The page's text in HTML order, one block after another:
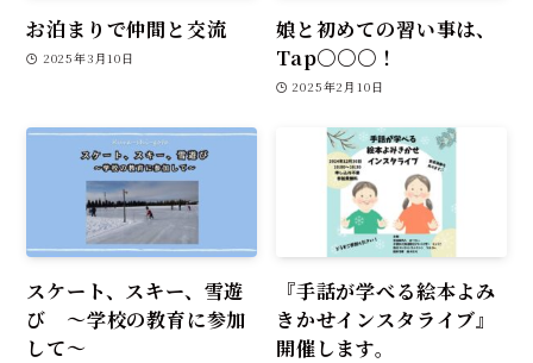
お泊まりで仲間と交流
2025年3月10日
娘と初めての習い事は、
Tap〇〇〇！
2025年2月10日
スケート、スキー、雪遊
び ～学校の教育に参加
して～
『手話が学べる絵本よみ
きかせインスタライブ』
開催します。